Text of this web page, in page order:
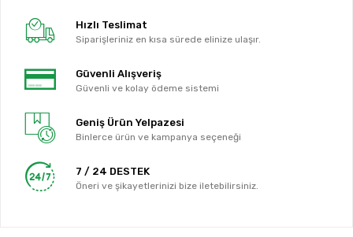
Hızlı Teslimat
Siparişleriniz en kısa sürede elinize ulaşır.
Güvenli Alışveriş
Güvenli ve kolay ödeme sistemi
Geniş Ürün Yelpazesi
Binlerce ürün ve kampanya seçeneği
7 / 24 DESTEK
Öneri ve şikayetlerinizi bize iletebilirsiniz.